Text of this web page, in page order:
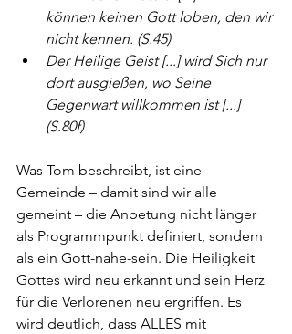
können keinen Gott loben, den wir
nicht kennen. (S.45)
Der Heilige Geist [...] wird Sich nur
dort ausgießen, wo Seine
Gegenwart willkommen ist [...]
(S.80f)
Was Tom beschreibt, ist eine
Gemeinde – damit sind wir alle
gemeint – die Anbetung nicht länger
als Programmpunkt definiert, sondern
als ein Gott-nahe-sein. Die Heiligkeit
Gottes wird neu erkannt und sein Herz
für die Verlorenen neu ergriffen. Es
wird deutlich, dass ALLES mit